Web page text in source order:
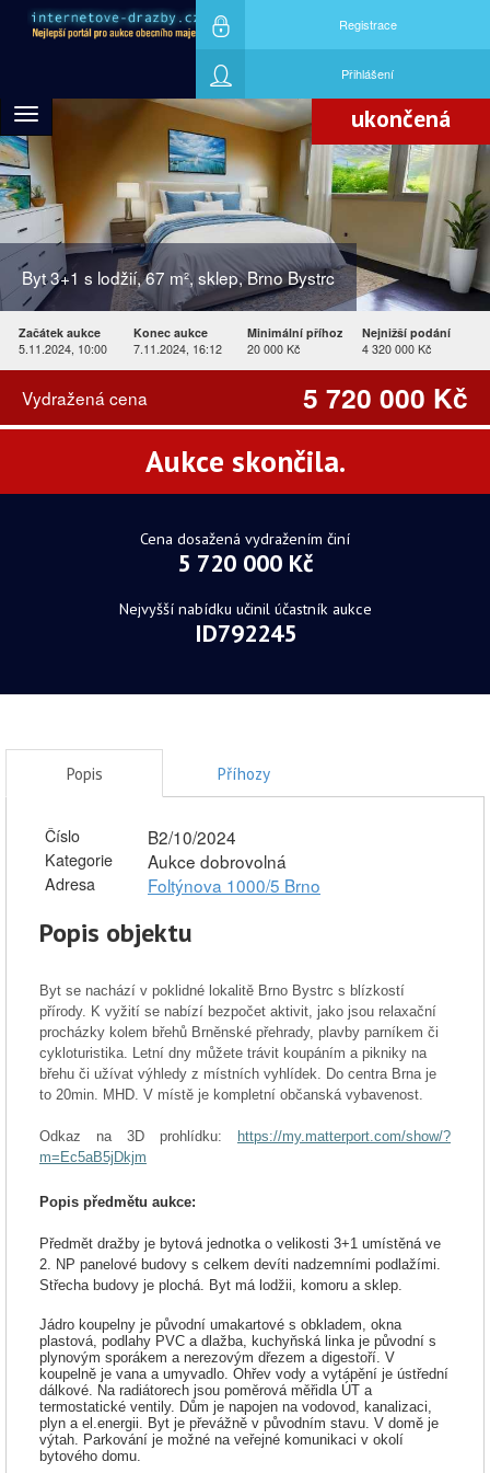
Registrace
Přihlášení
Nejvyšší nabídku učinil účastník aukce
Toggle
ukončená
Byt 3+1 s lodžií, 67 m², sklep, Brno Bystrc
Začátek aukce
5.11.2024, 10:00
Konec aukce
7.11.2024, 16:12
Minimální příhoz
20 000 Kč
Nejnižší podání
4 320 000 Kč
Vydražená cena
5 720 000 Kč
Aukce skončila.
Cena dosažená vydražením činí
5 720 000 Kč
Nejvyšší nabídku učinil účastník aukce
ID792245
Popis Příhozy
Číslo B2/10/2024
Kategorie Aukce dobrovolná
Adresa Foltýnova 1000/5 Brno
Popis objektu
Byt se nachází v poklidné lokalitě Brno Bystrc s blízkostí
přírody. K vyžití se nabízí bezpočet aktivit, jako jsou relaxační
procházky kolem břehů Brněnské přehrady, plavby parníkem či
cykloturistika. Letní dny můžete trávit koupáním a pikniky na
břehu či užívat výhledy z místních vyhlídek. Do centra Brna je
to 20min. MHD. V místě je kompletní občanská vybavenost.
Odkaz na 3D prohlídku:
https://my.matterport.com/show/?
m=Ec5aB5jDkjm
Popis předmětu aukce:
Předmět dražby je bytová jednotka o velikosti 3+1 umístěná ve
2. NP panelové budovy s celkem devíti nadzemními podlažími.
Střecha budovy je plochá. Byt má lodžii, komoru a sklep.
Jádro koupelny je původní umakartové s obkladem, okna
plastová, podlahy PVC a dlažba, kuchyňská linka je původní s
plynovým sporákem a nerezovým dřezem a digestoří. V
koupelně je vana a umyvadlo. Ohřev vody a vytápění je ústřední
dálkové. Na radiátorech jsou poměrová měřidla ÚT a
termostatické ventily. Dům je napojen na vodovod, kanalizaci,
plyn a el.energii. Byt je převážně v původním stavu. V domě je
výtah. Parkování je možné na veřejné komunikaci v okolí
bytového domu.